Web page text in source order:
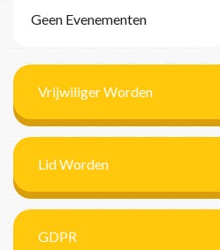
Geen Evenementen
Vrijwiliger Worden
Lid Worden
GDPR